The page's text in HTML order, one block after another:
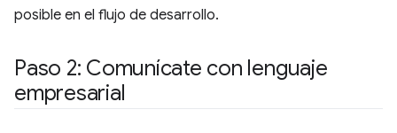
posible en el flujo de desarrollo.
Paso 2: Comunícate con lenguaje
empresarial